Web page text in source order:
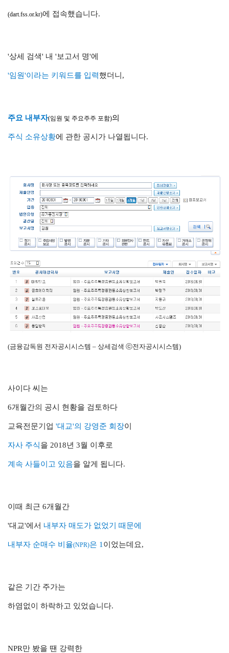
(dart.fss.or.kr)에 접속했습니다.
'상세 검색' 내 '보고서 명'에
'임원'이라는 키워드를 입력했더니,
주요 내부자(임원 및 주요주주 포함)의
주식 소유상황에 관한 공시가 나열됩니다.
(금융감독원 전자공시시스템 – 상세검색 ⓒ전자공시시스템)
사이다 씨는
6개월간의 공시 현황을 검토하다
교육전문기업 '대교'의 강영준 회장이
자사 주식을 2018년 3월 이후로
계속 사들이고 있음을 알게 됩니다.
이때 최근 6개월간
'대교'에서 내부자 매도가 없었기 때문에
내부자 순매수 비율(NPR)은 1 이었는데요,
같은 기간 주가는
하염없이 하락하고 있었습니다.
NPR만 봤을 땐 강력한